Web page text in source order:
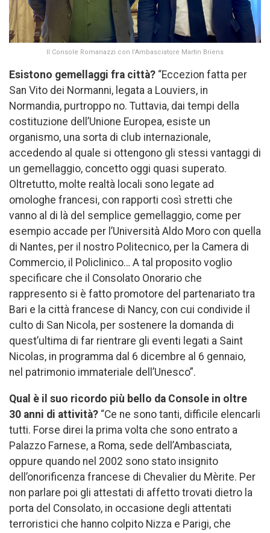
Il Console Romanazzi con l’Ambasciatore Martin Briens
Esistono gemellaggi fra città? “Eccezion fatta per
San Vito dei Normanni, legata a Louviers, in
Normandia, purtroppo no. Tuttavia, dai tempi della
costituzione dell’Unione Europea, esiste un
organismo, una sorta di club internazionale,
accedendo al quale si ottengono gli stessi vantaggi di
un gemellaggio, concetto oggi quasi superato.
Oltretutto, molte realtà locali sono legate ad
omologhe francesi, con rapporti così stretti che
vanno al di là del semplice gemellaggio, come per
esempio accade per l’Università Aldo Moro con quella
di Nantes, per il nostro Politecnico, per la Camera di
Commercio, il Policlinico… A tal proposito voglio
specificare che il Consolato Onorario che
rappresento si è fatto promotore del partenariato tra
Bari e la città francese di Nancy, con cui condivide il
culto di San Nicola, per sostenere la domanda di
quest’ultima di far rientrare gli eventi legati a Saint
Nicolas, in programma dal 6 dicembre al 6 gennaio,
nel patrimonio immateriale dell’Unesco”.
Qual è il suo ricordo più bello da Console in oltre
30 anni di attività? “Ce ne sono tanti, difficile elencarli
tutti. Forse direi la prima volta che sono entrato a
Palazzo Farnese, a Roma, sede dell’Ambasciata,
oppure quando nel 2002 sono stato insignito
dell’onorificenza francese di Chevalier du Mèrite. Per
non parlare poi gli attestati di affetto trovati dietro la
porta del Consolato, in occasione degli attentati
terroristici che hanno colpito Nizza e Parigi, che